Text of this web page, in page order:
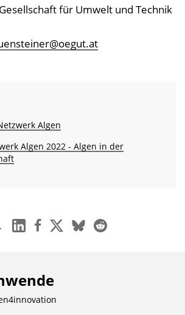
für Umwelt und Technik
Algen
Algen 2022 - Algen in der
linkedinfacebook
x blueskyreddit